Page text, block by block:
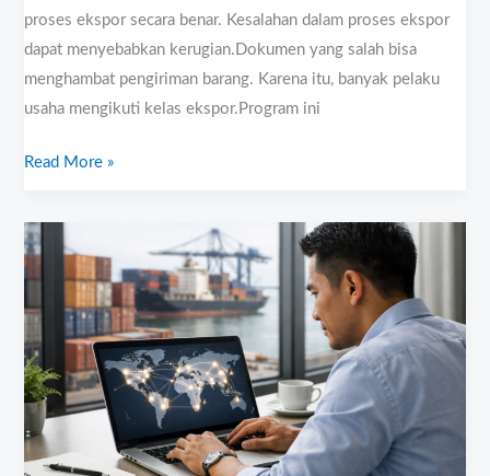
proses ekspor secara benar. Kesalahan dalam proses ekspor
dapat menyebabkan kerugian.Dokumen yang salah bisa
menghambat pengiriman barang. Karena itu, banyak pelaku
usaha mengikuti kelas ekspor.Program ini
Read More »
Kelas
Export
“How
To
Be
Exporter”
oleh
Rumah